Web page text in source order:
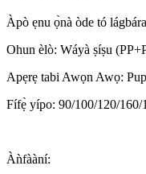
Àpò ẹnu ọ̀nà òde tó
Ohun èlò: Wáyà ṣíṣu
Apẹrẹ tabi Awọn Awọ:
Fífẹ̀ yípo: 90/100/120/160/
Àǹfààní: